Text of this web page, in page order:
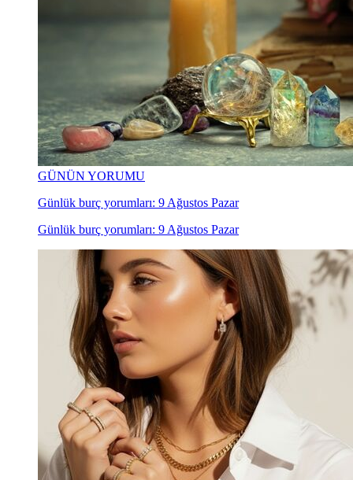
GÜNÜN YORUMU
Günlük burç yorumları: 9 Ağustos Pazar
Günlük burç yorumları: 9 Ağustos Pazar